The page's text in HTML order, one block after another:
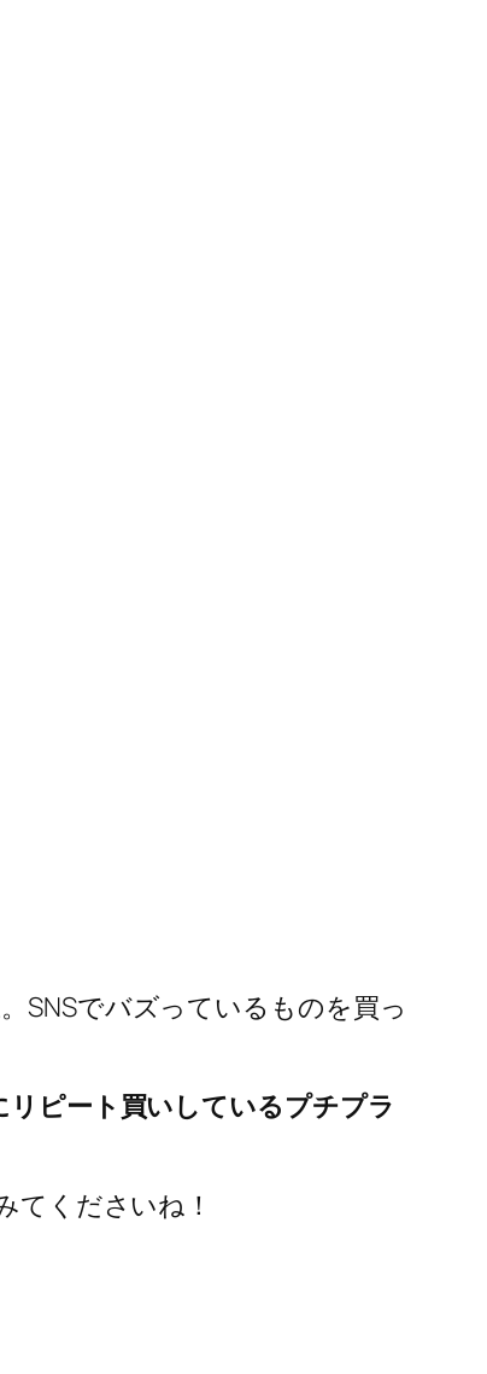
SNSでバズっているものを買っ
リピート買いしているプチプラ
てくださいね！